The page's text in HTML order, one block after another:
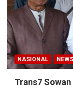
NASIONAL NEWS
Trans7